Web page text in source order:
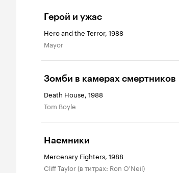
Герой и ужас
Hero and the Terror, 1988
Mayor
Зомби в камерах смертников
Death House, 1988
Tom Boyle
Наемники
Mercenary Fighters, 1988
Cliff Taylor (в титрах: Ron O'Neil)